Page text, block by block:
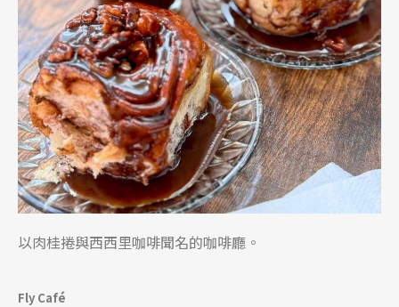
以肉桂捲與西西里咖啡聞名的咖啡廳。
Fly Café